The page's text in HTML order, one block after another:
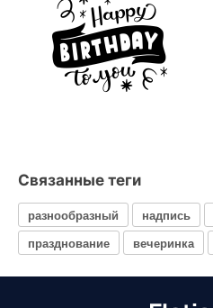
Связанные теги
разнообразный надпись
празднование
вечеринка